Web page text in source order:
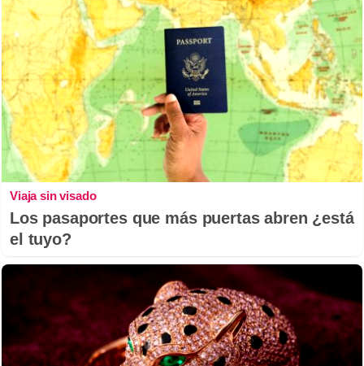
Viaja sin visado
Los pasaportes que más puertas abren ¿está
el tuyo?